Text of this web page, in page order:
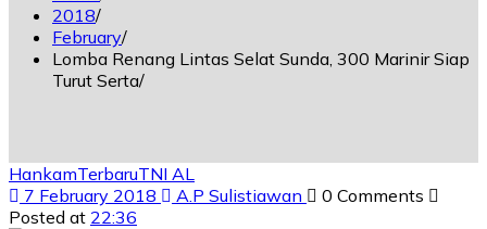
2018
February
Lomba Renang Lintas Selat Sunda, 300 Marinir Siap
Turut Serta
HankamTerbaruTNI AL
7 February 2018
A.P Sulistiawan
0 Comments
Posted at 22:36